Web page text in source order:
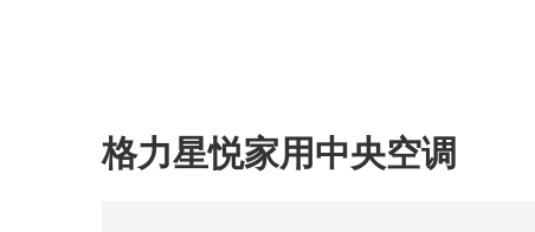
格力星悦家用中央空调